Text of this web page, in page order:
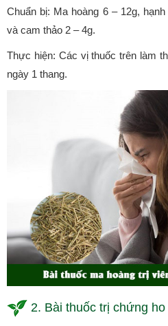
Chuẩn bị: Ma hoàng 6 – 12g,
và cam thảo 2 – 4g.
Thực hiện: Các vị thuốc trên làm
ngày 1 thang.
2. Bài thuốc trị chứng